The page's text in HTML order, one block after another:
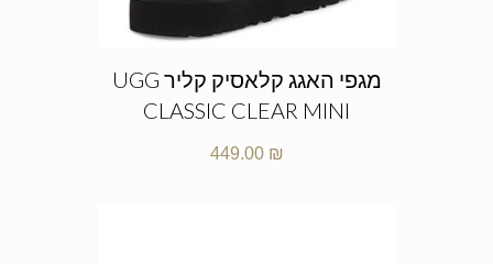
מגפי האגג קלאסיק קליר UGG
CLASSIC CLEAR MINI
449.00 ₪